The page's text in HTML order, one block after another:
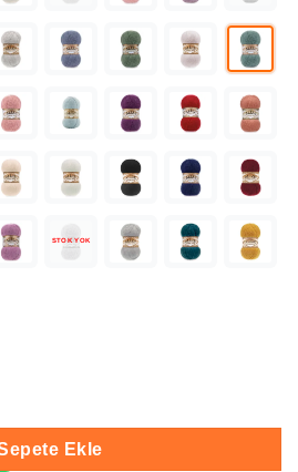
STOK YOK
Örgü İpliği 164 adet
Ekle